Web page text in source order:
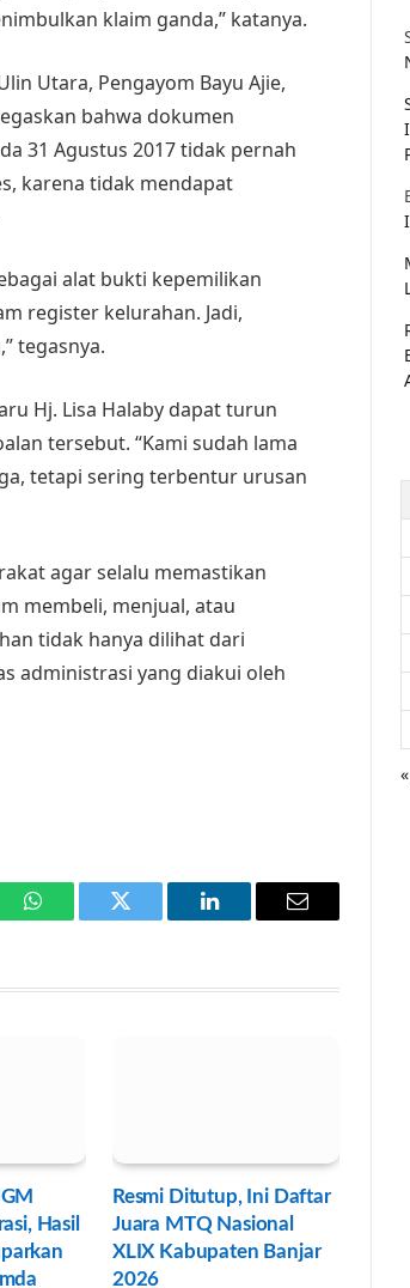
klaim ganda,” katanya.
Utara, Pengayom Bayu Ajie,
bahwa dokumen
31 Agustus 2017 tidak pernah
karena tidak mendapat
alat bukti kepemilikan
register kelurahan. Jadi,
tegasnya.
Hj. Lisa Halaby dapat turun
tersebut. “Kami sudah lama
tetapi sering terbentur urusan
agar selalu memastikan
membeli, menjual, atau
tidak hanya dilihat dari
administrasi yang diakui oleh
WhatsAppTwitter LinkedIn Email
Hasil
Resmi Ditutup, Ini Daftar
Juara MTQ Nasional
XLIX Kabupaten Banjar
2026